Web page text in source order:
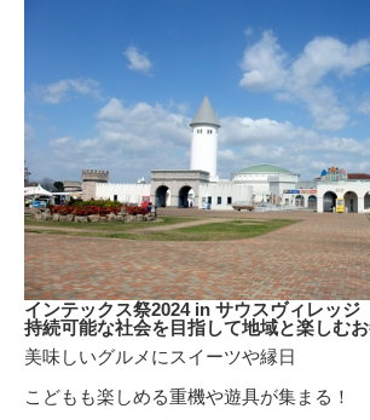
インテックス祭2024 in サウスヴィレッジ
持続可能な社会を目指して地域と楽しむお
美味しいグルメにスイーツや縁日
こどもも楽しめる重機や遊具が集まる！